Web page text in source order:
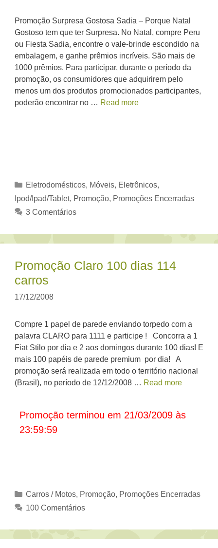
Promoção Surpresa Gostosa Sadia – Porque Natal
Gostoso tem que ter Surpresa. No Natal, compre Peru
ou Fiesta Sadia, encontre o vale-brinde escondido na
embalagem, e ganhe prêmios incríveis. São mais de
1000 prêmios. Para participar, durante o período da
promoção, os consumidores que adquirirem pelo
menos um dos produtos promocionados participantes,
poderão encontrar no … Read more
Categorias
Eletrodomésticos, Móveis, Eletrônicos,
Ipod/Ipad/Tablet, Promoção, Promoções Encerradas
3 Comentários
Promoção Claro 100 dias 114
carros
17/12/2008
Compre 1 papel de parede enviando torpedo com a
palavra CLARO para 1111 e participe ! Concorra a 1
Fiat Stilo por dia e 2 aos domingos durante 100 dias! E
mais 100 papéis de parede premium por dia! A
promoção será realizada em todo o território nacional
(Brasil), no período de 12/12/2008 … Read more
Promoção terminou em 21/03/2009 às
23:59:59
Categorias
Carros / Motos, Promoção, Promoções Encerradas
100 Comentários